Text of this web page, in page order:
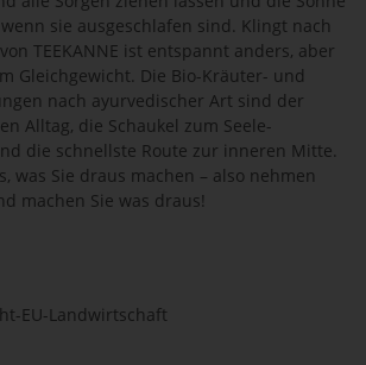
sie ausgeschlafen sind. Klingt nach
TEEKANNE ist entspannt anders, aber
Gleichgewicht. Die Bio-Kräuter- und
nach ayurvedischer Art sind der
Alltag, die Schaukel zum Seele-
die schnellste Route zur inneren Mitte.
was Sie draus machen – also nehmen
machen Sie was draus!
EU-Landwirtschaft